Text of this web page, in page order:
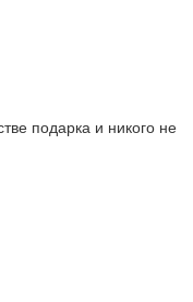
подарка и никого не